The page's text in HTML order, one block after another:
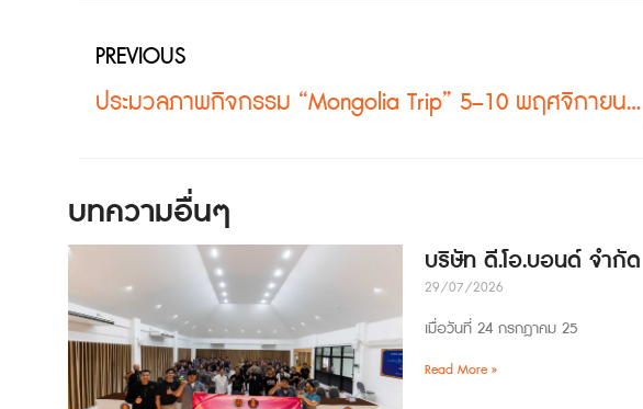
PREVIOUS
ประมวลภาพกิจกรรม “Mongolia Trip” 5–10 พฤศจิกายน 2568
บทความอื่นๆ
บริษัท ดี.โอ.บอนด์ จำกัด
29/07/2026
เมื่อวันที่ 24 กรกฎาคม 25
Read More »